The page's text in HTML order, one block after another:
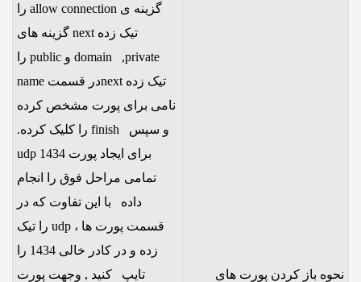
نحوه باز کردن پورت های
گزینه ی allow connection را
تیک زده next گزینه های
domain ,private و public را
تیک زده nextدر قسمت name
نامی برای پورت مشخص کرده
و سپس finish را کلیک کرده.
برای ایجاد پورت 1434 udp
تمامی مراحل فوق را انجام
داده با این تفاوت که در
قسمت پورت ها ، udp را تیک
زده و در کادر خالی 1434 را
تایپ کنید , وجهت پورت